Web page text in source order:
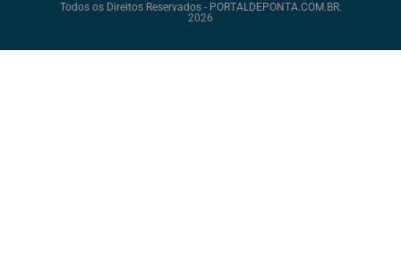
Todos os Direitos Reservados - PORTALDEPONTA.COM.BR.
2026